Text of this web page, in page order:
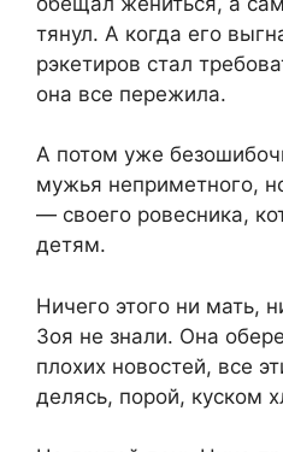
тянул. А когда его
рэкетиров стал
она все пережила.
А потом уже
мужья неприметного,
— своего ровесника,
детям.
Ничего этого ни мать,
Зоя не знали. Она
плохих новостей, все
делясь, порой, куском